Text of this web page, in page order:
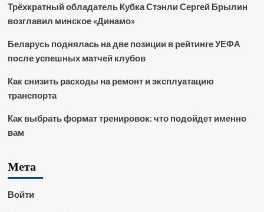
Трёхкратный обладатель Кубка Стэнли Сергей Брылин
возглавил минское «Динамо»
Беларусь поднялась на две позиции в рейтинге УЕФА
после успешных матчей клубов
Как снизить расходы на ремонт и эксплуатацию
транспорта
Как выбрать формат тренировок: что подойдет именно
вам
Мета
Войти